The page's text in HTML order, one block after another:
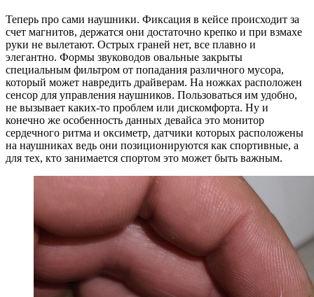
Теперь про сами наушники. Фиксация в кейсе происходит за
счет магнитов, держатся они достаточно крепко и при взмахе
руки не вылетают. Острых граней нет, все плавно и
элегантно. Формы звуководов овальные закрыты
специальным фильтром от попадания различного мусора,
который может навредить драйверам. На ножках расположен
сенсор для управления наушников. Пользоваться им удобно,
не вызывает каких-то проблем или дискомфорта. Ну и
конечно же особенность данных девайса это монитор
сердечного ритма и оксиметр, датчики которых расположены
на наушниках ведь они позиционируются как спортивные, а
для тех, кто занимается спортом это может быть важным.